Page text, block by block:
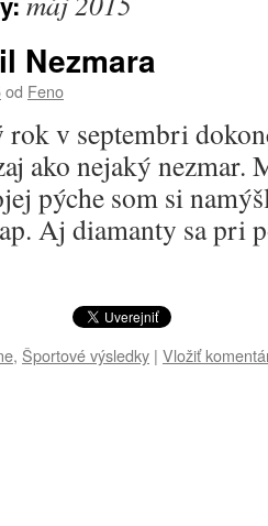
Nezmara
od Feno
v septembri
ako nejaký nezmar.
pýche som si
Aj diamanty sa
, Športové výsledky | Vložiť